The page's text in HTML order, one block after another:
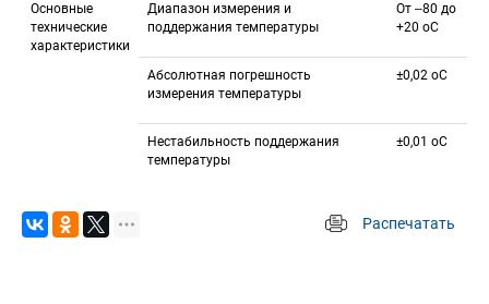
Основные
технические
характеристики
Диапазон измерения и
поддержания температуры
От ‒80 до
+20 оС
Абсолютная погрешность
измерения температуры
±0,02 оС
Нестабильность поддержания
температуры
±0,01 оС
Распечатать